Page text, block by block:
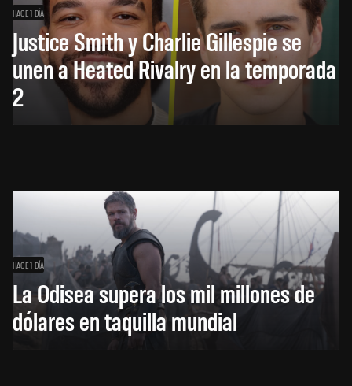
HACE 1 DÍA
Justice Smith y Charlie Gillespie se
unen a Heated Rivalry en la temporada
2
HACE 1 DÍA
La Odisea supera los mil millones de
dólares en taquilla mundial